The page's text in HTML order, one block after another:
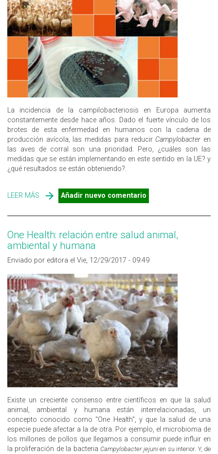
La incidencia de la campilobacteriosis en Europa aumenta
constantemente desde hace años. Dado el fuerte vínculo de los
brotes de esta enfermedad en humanos con la cadena de
producción avícola, las medidas para reducir Campylobacter en
las aves de corral son una prioridad. Pero, ¿cuáles son las
medidas que se están implementando en este sentido en la UE? y
¿qué resultados se están obteniendo?.
LEER MÁS SOBRE ¿QUÉ SE ESTÁ HACIENDO EN LA UE PARA
REDUCIR LA INCIDENCIA DE CAMPYLOBACTER?
Añadir nuevo comentario
One Health: relación entre salud animal,
ambiental y humana
Enviado por editora el Vie, 12/29/2017 - 09:49
Existe un creciente consenso entre científicos en que la salud
animal, ambiental y humana están interrelacionadas, un
concepto conocido como "One Health", y que la salud de una
especie puede afectar a la de otra. Por ejemplo, el microbioma de
los millones de pollos que llegamos a consumir puede influir en
la proliferación de la bacteriaCampylobacter jejunien su interior. Y, de